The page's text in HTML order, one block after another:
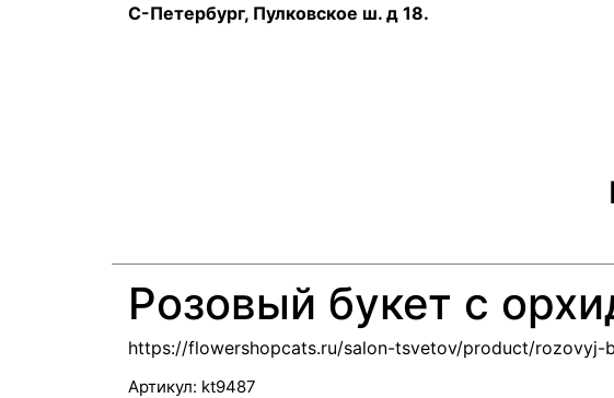
С-Петербург, Пулковское ш. д 18.
Розовый букет с
https://flowershopcats.ru/salon-tsvetov/product/
Артикул: kt9487